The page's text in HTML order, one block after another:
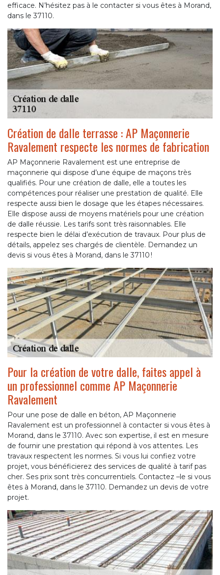
efficace. N’hésitez pas à le contacter si vous êtes à Morand,
dans le 37110.
Création de dalle terrasse : AP Maçonnerie
Ravalement respecte les normes de fabrication
AP Maçonnerie Ravalement est une entreprise de
maçonnerie qui dispose d’une équipe de maçons très
qualifiés. Pour une création de dalle, elle a toutes les
compétences pour réaliser une prestation de qualité. Elle
respecte aussi bien le dosage que les étapes nécessaires.
Elle dispose aussi de moyens matériels pour une création
de dalle réussie. Les tarifs sont très raisonnables. Elle
respecte bien le délai d’exécution de travaux. Pour plus de
détails, appelez ses chargés de clientèle. Demandez un
devis si vous êtes à Morand, dans le 37110 !
Pour la création de votre dalle, faites appel à
un professionnel comme AP Maçonnerie
Ravalement
Pour une pose de dalle en béton, AP Maçonnerie
Ravalement est un professionnel à contacter si vous êtes à
Morand, dans le 37110. Avec son expertise, il est en mesure
de fournir une prestation qui répond à vos attentes. Les
travaux respectent les normes. Si vous lui confiez votre
projet, vous bénéficierez des services de qualité à tarif pas
cher. Ses prix sont très concurrentiels. Contactez –le si vous
êtes à Morand, dans le 37110. Demandez un devis de votre
projet.